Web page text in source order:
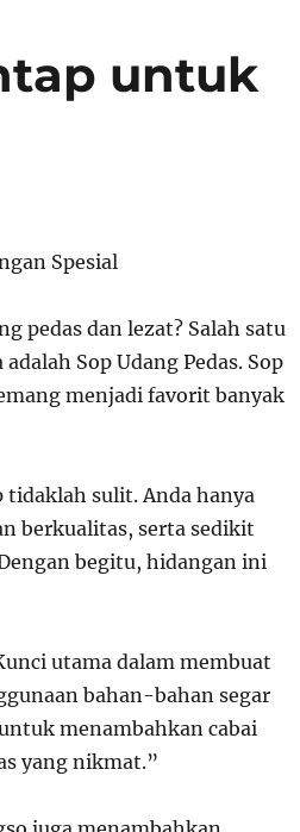
untuk
Spesial
pedas dan lezat? Salah satu
Sop Udang Pedas. Sop
menjadi favorit banyak
tidaklah sulit. Anda hanya
berkualitas, serta sedikit
begitu, hidangan ini
utama dalam membuat
bahan-bahan segar
menambahkan cabai
yang nikmat.”